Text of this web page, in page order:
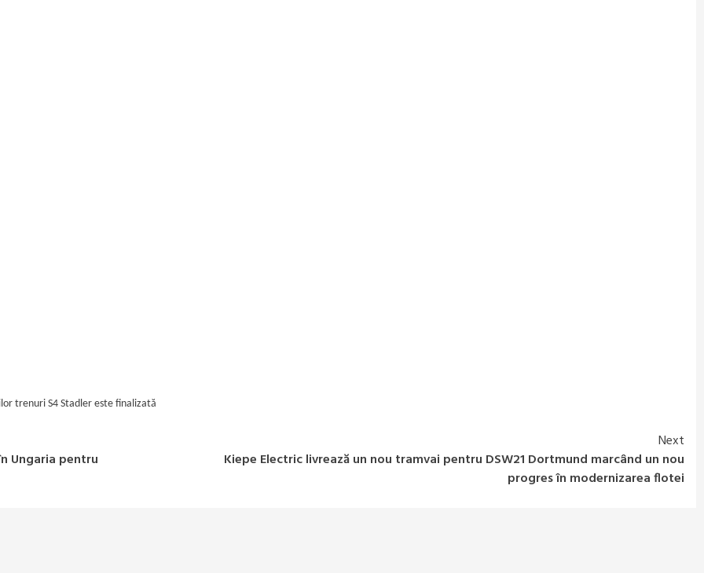
trenuri S4 Stadler este finalizată
Ungaria pentru
Next
Kiepe Electric livrează un nou tramvai pentru DSW21 Dortmund marcând un nou
progres în modernizarea flotei